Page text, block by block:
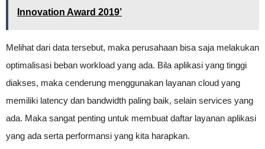
Innovation Award 2019’
Melihat dari data tersebut, maka perusahaan bisa saja melakukan
optimalisasi beban workload yang ada. Bila aplikasi yang tinggi
diakses, maka cenderung menggunakan layanan cloud yang
memiliki latency dan bandwidth paling baik, selain services yang
ada. Maka sangat penting untuk membuat daftar layanan aplikasi
yang ada serta performansi yang kita harapkan.